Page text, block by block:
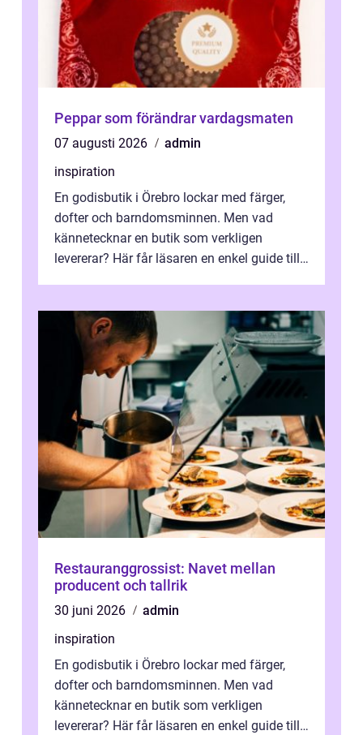
Peppar som förändrar vardagsmaten
07 augusti 2026
admin
inspiration
En godisbutik i Örebro lockar med färger,
dofter och barndomsminnen. Men vad
kännetecknar en butik som verkligen
levererar? Här får läsaren en enkel guide till
Restauranggrossist: Navet mellan
producent och tallrik
30 juni 2026
admin
inspiration
En godisbutik i Örebro lockar med färger,
dofter och barndomsminnen. Men vad
kännetecknar en butik som verkligen
levererar? Här får läsaren en enkel guide till